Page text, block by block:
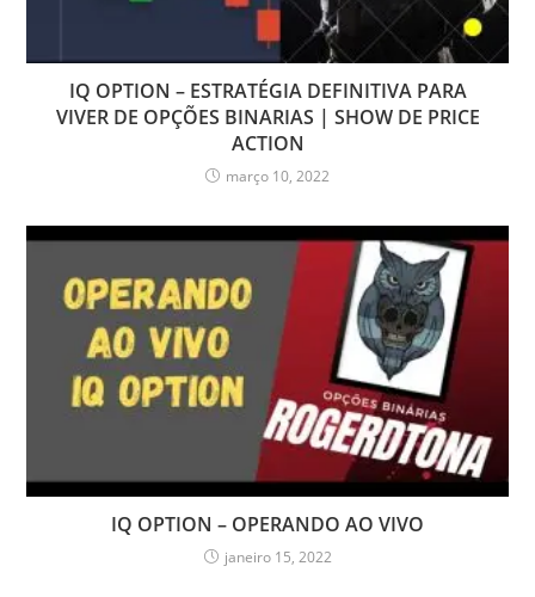
IQ OPTION – ESTRATÉGIA DEFINITIVA PARA
VIVER DE OPÇÕES BINARIAS | SHOW DE PRICE
ACTION
março 10, 2022
IQ OPTION – OPERANDO AO VIVO
janeiro 15, 2022